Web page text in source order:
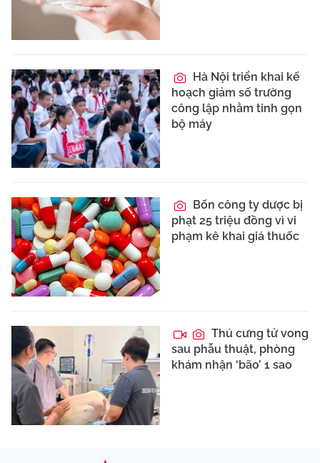
Hà Nội triển khai kế
hoạch giảm số trường
công lập nhằm tinh gọn
bộ máy
Bốn công ty dược bị
phạt 25 triệu đồng vì vi
phạm kê khai giá thuốc
Thú cưng tử vong
sau phẫu thuật, phòng
khám nhận ‘bão’ 1 sao